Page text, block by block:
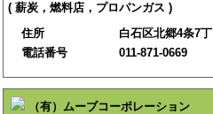
( 薪炭，燃料店，プロパンガス )
住所
白石区北郷4条7
電話番号
011-871-0669
（有）ムーブコーポレーション